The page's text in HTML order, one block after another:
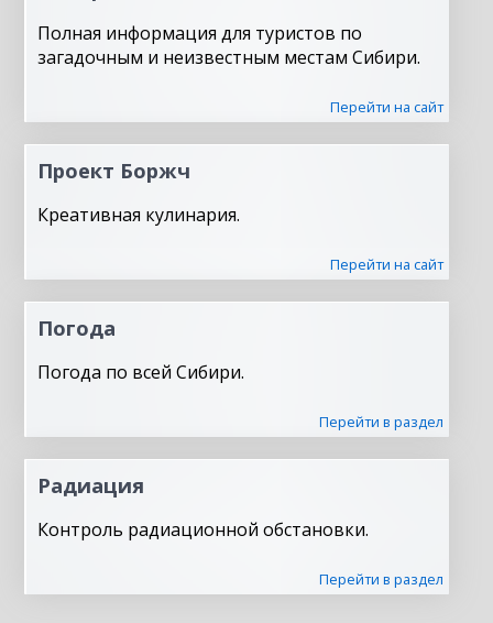
Полная информация для туристов по
загадочным и неизвестным местам Сибири.
Перейти на сайт
Проект Боржч
Креативная кулинария.
Перейти на сайт
Погода
Погода по всей Сибири.
Перейти в раздел
Радиация
Контроль радиационной обстановки.
Перейти в раздел